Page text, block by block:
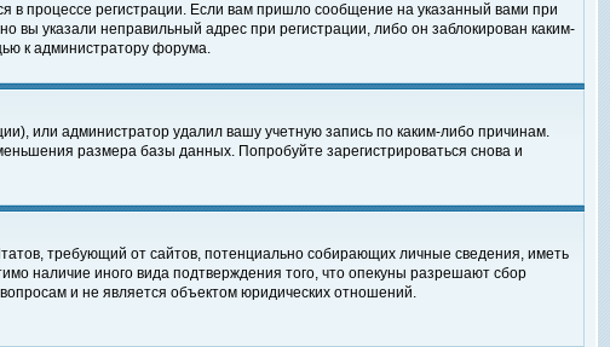
в процессе регистрации. Если вам пришло сообщение на указанный вами при
вы указали неправильный адрес при регистрации, либо он заблокирован каким-
к администратору форума.
или администратор удалил вашу учетную запись по каким-либо причинам.
размера базы данных. Попробуйте зарегистрироваться снова и
требующий от сайтов, потенциально собирающих личные сведения, иметь
наличие иного вида подтверждения того, что опекуны разрешают сбор
и не является объектом юридических отношений.